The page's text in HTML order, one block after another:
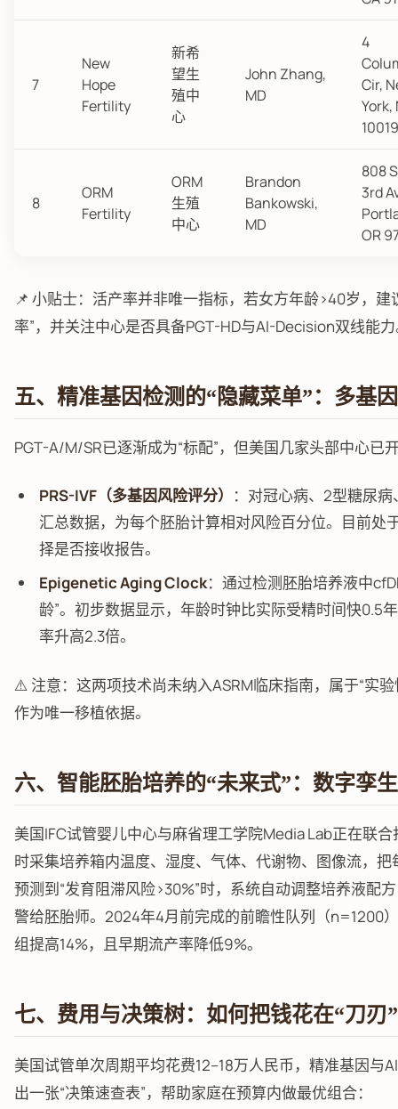
7
New
Hope
Fertility
新希
望生
殖中
心
John Zhang,
MD
4
Cir,
York,
10019
8
ORM
Fertility
ORM
生殖
中心
Brandon
Bankowski,
MD
808
3rd
OR
📌 小贴士：活产率并非唯一指标，若女方年龄>40岁，建
率”，并关注中心是否具备PGT-HD与AI-Decision双线能
五、精准基因检测的“隐藏菜单”：多基
PGT-A/M/SR已逐渐成为“标配”，但美国几家头部中心已
PRS-IVF（多基因风险评分）
：对冠心病、2型糖尿
汇总数据，为每个胚胎计算相对风险百分位。目前处
择是否接收报告。
Epigenetic Aging Clock：通过检测胚胎培养液中
龄”。初步数据显示，年龄时钟比实际受精时间快0.5
率升高2.3倍。
⚠️ 注意：这两项技术尚未纳入ASRM临床指南，属于“实
作为唯一移植依据。
六、智能胚胎培养的“未来式”：数字孪
美国IFC试管婴儿中心与麻省理工学院Media Lab正在联
时采集培养箱内温度、湿度、气体、代谢物、图像流，
预测到“发育阻滞风险>30%”时，系统自动调整培养液配
警给胚胎师。2024年4月前完成的前瞻性队列（n=1200
组提高14%，且早期流产率降低9%。
七、费用与决策树：如何把钱花在“刀刃
美国试管单次周期平均花费12–18万人民币，精准基因与
出一张“决策速查表”，帮助家庭在预算内做最优组合：